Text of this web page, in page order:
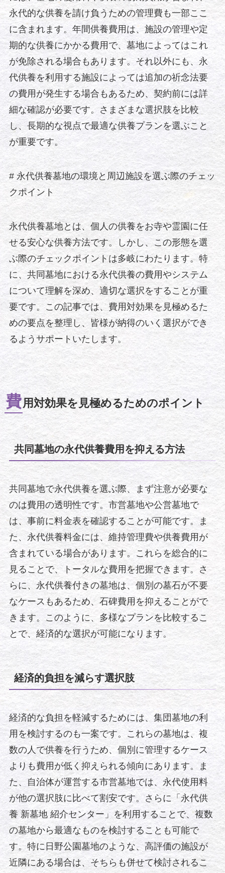
永代的な供養を請け負うための管理費も一部ここ
に含まれます。年間供養費用は、施設の管理や定
期的な供養にかかる費用で、墓地によってはこれ
が免除される場合もあります。それ以外にも、永
代供養を利用する施設によっては追加の祈念法要
の費用が発生する場合もあるため、契約前には詳
細な確認が必要です。さまざまな選択肢を比較
し、長期的な視点で最適な供養プランを選ぶこと
が重要です。
# 永代供養墓地の環境と周辺施設を選ぶ際のチェッ
クポイント
永代供養墓地とは、個人の供養をお寺や霊園に任
せる安心な供養方法です。しかし、この形態を選
ぶ際のチェックポイントは多岐にわたります。特
に、共同墓地における永代供養の費用やシステム
について理解を深め、適切な選択をすることが重
要です。この記事では、費用対効果を見極めるた
めの要点を整理し、皆様が納得のいく選択ができ
るようサポートいたします。
費用対効果を見極めるためのポイント
共同墓地の永代供養費用を抑える方法
共同墓地で永代供養を選ぶ際、まず注意が必要な
のは費用の透明性です。市営墓地や公営墓地で
は、事前に料金表を確認することが可能です。ま
た、永代供養料金には、維持管理費や供養費用が
含まれている場合があります。これらを総合的に
見ることで、トータルな費用を把握できます。さ
らに、永代供養付きの墓地は、個別の墓石が不要
なケースもあるため、石碑費用を抑えることがで
きます。このように、多様なプランを比較するこ
とで、経済的な選択が可能になります。
経済的負担を減らす選択肢
経済的な負担を軽減するためには、集団墓地の利
用を検討するのも一案です。これらの墓地は、複
数の人で供養を行うため、個別に管理するケース
よりも費用が低く抑えられる傾向にあります。ま
た、自治体が運営する市営墓地では、永代使用料
が他の選択肢に比べて割安です。さらに「永代供
養 新墓地 紹介センター」を利用することで、複数
の墓地から最適なものを検討することも可能で
す。特に日野公園墓地のような、高評価の施設が
近隣にある場合は、そちらも併せて検討されるこ